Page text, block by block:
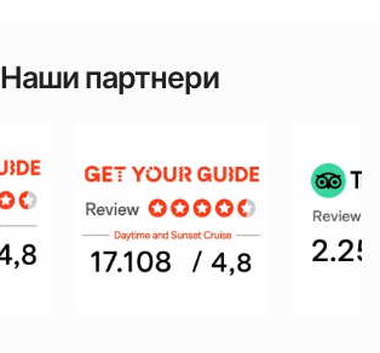
Наши партнери